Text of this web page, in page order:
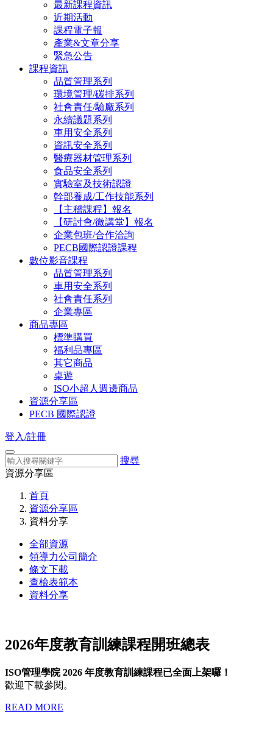
最新課程資訊
近期活動
課程電子報
產業&文章分享
緊急公告
課程資訊
品質管理系列
環境管理/碳排系列
社會責任/驗廠系列
永續議題系列
車用安全系列
資訊安全系列
醫療器材管理系列
食品安全系列
實驗室及技術認證
幹部養成/工作技能系列
【主稽課程】報名
【研討會/微講堂】報名
企業包班/合作洽詢
PECB國際認證課程
數位影音課程
品質管理系列
車用安全系列
社會責任系列
企業專區
商品專區
標準購買
福利品專區
其它商品
桌遊
ISO小超人週邊商品
資源分享區
PECB 國際認證
登入/註冊
搜尋
資源分享區
首頁
資源分享區
資料分享
全部資源
領導力公司簡介
條文下載
查檢表範本
資料分享
2026年度教育訓練課程開班總表
ISO管理學院 2026 年度教育訓練課程已全面上架囉！
歡迎下載參閱。
READ MORE